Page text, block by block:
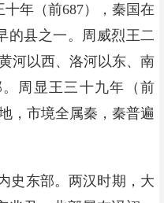
年（前687），秦国在
的县之一。周威烈王二
河以西、洛河以东、南
周显王三十九年（前
，市境全属秦，秦普遍
史东部。两汉时期，大